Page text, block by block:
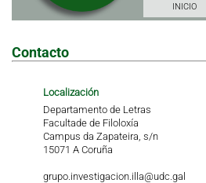
INICIO
Contacto
Localización
Departamento de Letras
Facultade de Filoloxía
Campus da Zapateira, s/n
15071 A Coruña
grupo.investigacion.illa@udc.gal